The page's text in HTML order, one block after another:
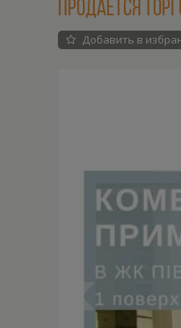
Продается
Добавить в